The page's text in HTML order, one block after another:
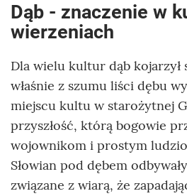
Dąb - znaczenie w
wierzeniach
Dla wielu kultur dąb kojarzył
właśnie z szumu liści dębu
miejscu kultu w starożytnej
przyszłość, którą bogowie
wojownikom i prostym
Słowian pod dębem
związane z wiarą, że